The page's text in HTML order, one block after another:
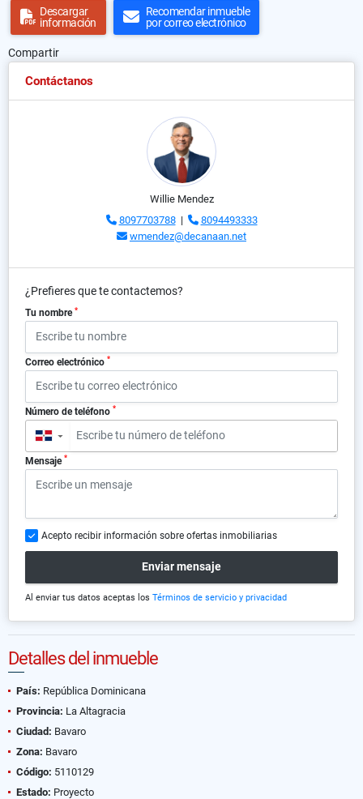
Descargar
información
Recomendar inmueble
por correo electrónico
Compartir
Contáctanos
Willie Mendez
8097703788|
8094493333
wmendez@decanaan.net
¿Prefieres que te contactemos?
Tu nombre *
Correo electrónico *
Número de teléfono *
▼
Mensaje *
Acepto recibir información sobre ofertas inmobiliarias
Enviar mensaje
Al enviar tus datos aceptas los Términos de servicio y privacidad
Detalles del inmueble
País: República Dominicana
Provincia: La Altagracia
Ciudad: Bavaro
Zona: Bavaro
Código: 5110129
Estado: Proyecto